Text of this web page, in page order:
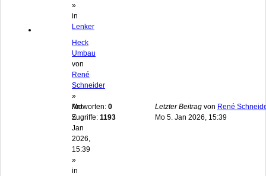
»
in
Lenker
Heck
Umbau
von
René
Schneider
»
Mo
5.
Jan
2026,
15:39
»
in
Antworten: 0
Zugriffe: 1193
Letzter Beitrag von René
Mo 5. Jan 2026, 15:39